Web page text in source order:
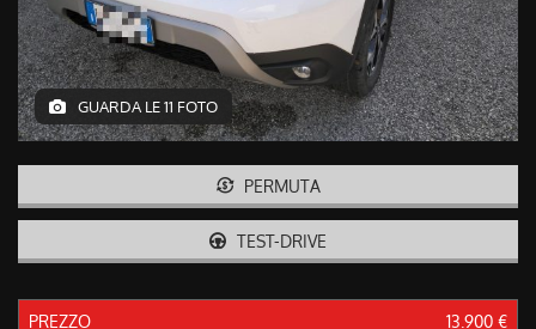
GUARDA LE 11 FOTO
PERMUTA
TEST-DRIVE
PREZZO 13.900 €
tracciamento
che
adottiamo
per
offrire
le
svolgere
le
seguito
descritte.